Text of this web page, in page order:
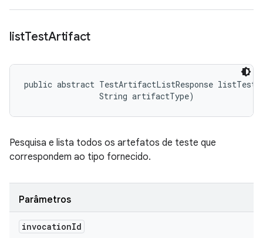
listTestArtifact
public abstract TestArtifactListResponse
                String artifactType)
Pesquisa e lista todos os artefatos de teste que
correspondem ao tipo fornecido.
Parâmetros
invocationId